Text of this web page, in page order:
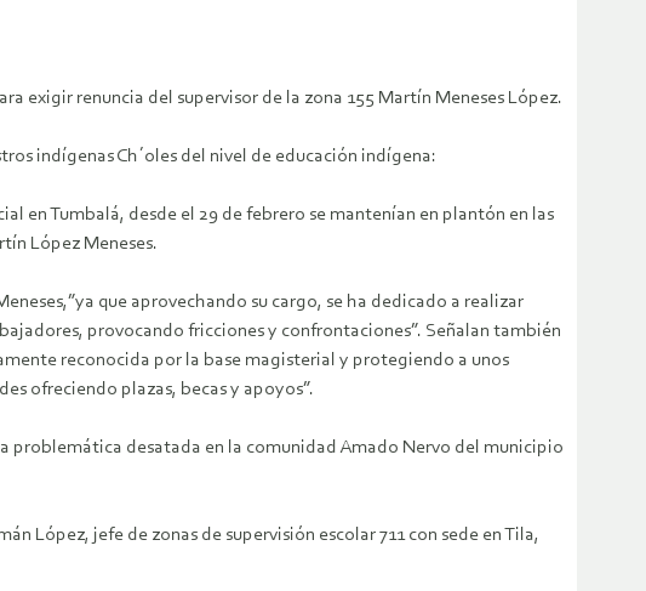
exigir renuncia del supervisor de la zona 155 Martín Meneses López.
indígenas Ch´oles del nivel de educación indígena:
en Tumbalá, desde el 29 de febrero se mantenían en plantón en las
López Meneses.
que aprovechando su cargo, se ha dedicado a realizar
provocando fricciones y confrontaciones”. Señalan también
reconocida por la base magisterial y protegiendo a unos
ofreciendo plazas, becas y apoyos”.
problemática desatada en la comunidad Amado Nervo del municipio
López, jefe de zonas de supervisión escolar 711 con sede en Tila,